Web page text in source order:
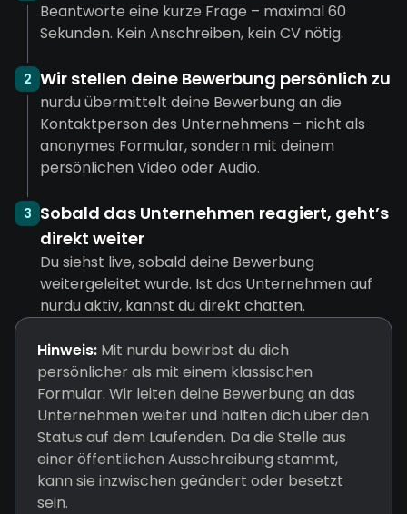
Beantworte eine kurze Frage – maximal 60
Sekunden. Kein Anschreiben, kein CV nötig.
2 Wir stellen deine Bewerbung persönlich zu
nurdu übermittelt deine Bewerbung an die
Kontaktperson des Unternehmens – nicht als
anonymes Formular, sondern mit deinem
persönlichen Video oder Audio.
3 Sobald das Unternehmen reagiert, geht’s
direkt weiter
Du siehst live, sobald deine Bewerbung
weitergeleitet wurde. Ist das Unternehmen auf
nurdu aktiv, kannst du direkt chatten.
Hinweis: Mit nurdu bewirbst du dich
persönlicher als mit einem klassischen
Formular. Wir leiten deine Bewerbung an das
Unternehmen weiter und halten dich über den
Status auf dem Laufenden. Da die Stelle aus
einer öffentlichen Ausschreibung stammt,
kann sie inzwischen geändert oder besetzt
sein.